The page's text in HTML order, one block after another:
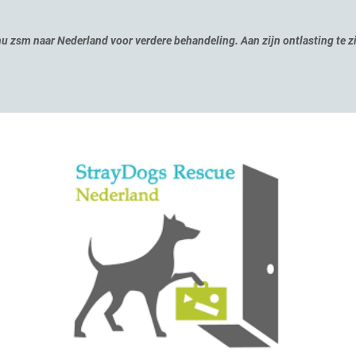
zsm naar Nederland voor verdere behandeling. Aan zijn ontlasting